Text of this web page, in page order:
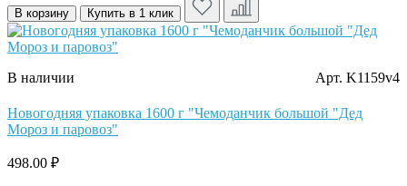
В корзину Купить в 1 клик
В наличии Арт. K1159v4
Новогодняя упаковка 1600 г "Чемоданчик большой "Дед
Мороз и паровоз"
498.00 ₽